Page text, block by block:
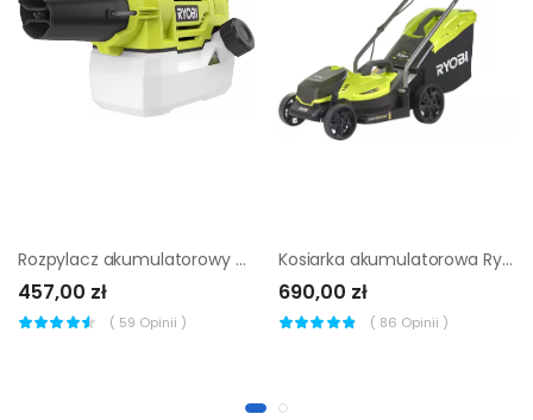
Rozpylacz akumulatorowy Ryobi RY18FGA-0
457,00 zł
( 59 Opinii )
Kosiarka akumulatorowa Ryobi OLM1833B ▷
690,00 zł
( 86 Opinii )